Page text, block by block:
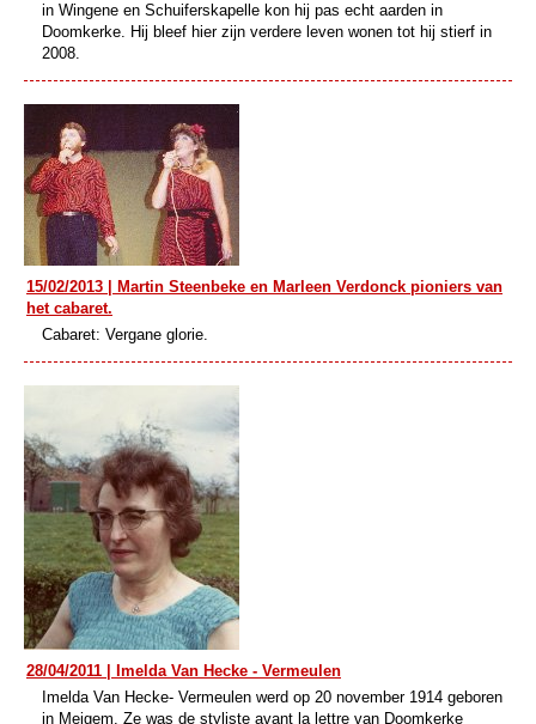
in Wingene en Schuiferskapelle kon hij pas echt aarden in
Doomkerke. Hij bleef hier zijn verdere leven wonen tot hij stierf in
2008.
15/02/2013 | Martin Steenbeke en Marleen Verdonck pioniers van
het cabaret.
Cabaret: Vergane glorie.
28/04/2011 | Imelda Van Hecke - Vermeulen
Imelda Van Hecke- Vermeulen werd op 20 november 1914 geboren
in Meigem. Ze was de styliste avant la lettre van Doomkerke